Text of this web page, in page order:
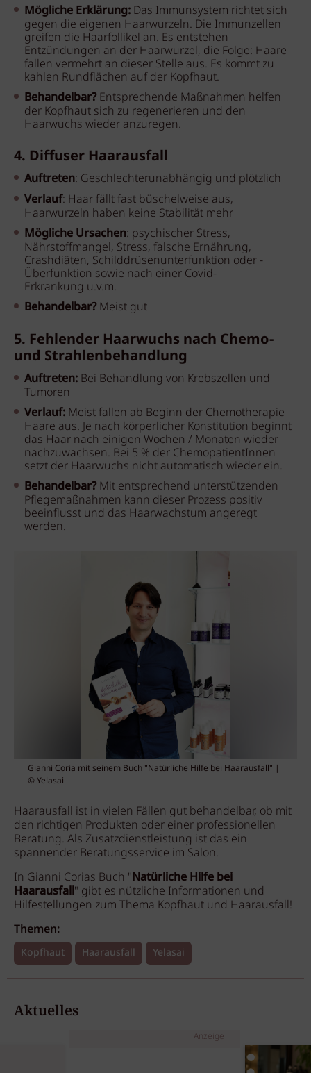
Mögliche Erklärung: Das Immunsystem richtet sich
gegen die eigenen Haarwurzeln. Die Immunzellen
greifen die Haarfollikel an. Es entstehen
Entzündungen an der Haarwurzel, die Folge: Haare
fallen vermehrt an dieser Stelle aus. Es kommt zu
kahlen Rundflächen auf der Kopfhaut.
Behandelbar?Entsprechende Maßnahmen helfen
der Kopfhaut sich zu regenerieren und den
Haarwuchs wieder anzuregen.
4. Diffuser Haarausfall
Auftreten: Geschlechterunabhängig und plötzlich
Verlauf: Haar fällt fast büschelweise aus,
Haarwurzeln haben keine Stabilität mehr
Mögliche Ursachen: psychischer Stress,
Nährstoffmangel, Stress, falsche Ernährung,
Crashdiäten, Schilddrüsenunterfunktion oder -
Überfunktion sowie nach einer Covid-
Erkrankung u.v.m.
Behandelbar?Meist gut
5. Fehlender Haarwuchs nach Chemo-
und Strahlenbehandlung
Auftreten: Bei Behandlung von Krebszellen und
Tumoren
Verlauf: Meist fallen ab Beginn der Chemotherapie
Haare aus. Je nach körperlicher Konstitution beginnt
das Haar nach einigen Wochen / Monaten wieder
nachzuwachsen. Bei 5 % der ChemopatientInnen
setzt der Haarwuchs nicht automatisch wieder ein.
Behandelbar?Mit entsprechend unterstützenden
Pflegemaßnahmen kann dieser Prozess positiv
beeinflusst und das Haarwachstum angeregt
werden.
Gianni Coria mit seinem Buch "Natürliche Hilfe bei Haarausfall" |
© Yelasai
Haarausfall ist in vielen Fällen gut behandelbar, ob mit
den richtigen Produkten oder einer professionellen
Beratung. Als Zusatzdienstleistung ist das ein
spannender Beratungsservice im Salon.
In Gianni Corias Buch "Natürliche Hilfe bei
Haarausfall" gibt es nützliche Informationen und
Hilfestellungen zum Thema Kopfhaut und Haarausfall!
Themen:
Kopfhaut Haarausfall Yelasai
Aktuelles
Anzeige